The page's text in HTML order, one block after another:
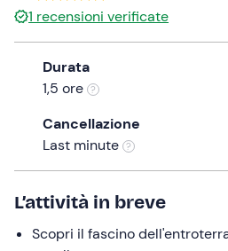
the
question
mark
keyboard
shortcuts
for
changing
1 recensioni verificate
Durata
1,5 ore
Cancellazione
Last minute
L’attività in breve
Scopri il fascino